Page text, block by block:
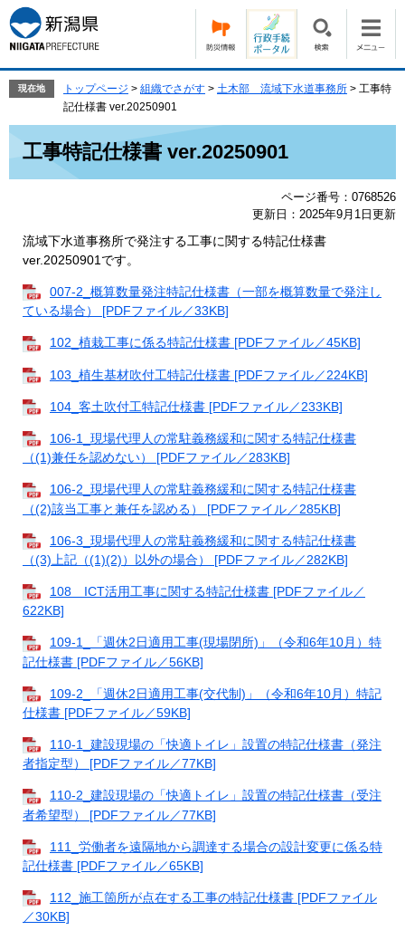
ー
ジ
の
で
す。
ニ
ュ
ー
ば
本
現在地 トップページ > 組織でさがす > 土木部 流域下水道事務所 > 工事特
記仕様書 ver.20250901
工事特記仕様書 ver.20250901
ページ番号：0768526
更新日：2025年9月1日更新
流域下水道事務所で発注する工事に関する特記仕様書
ver.20250901です。
007-2_概算数量発注特記仕様書（一部を概算数量で発注し
ている場合） [PDFファイル／33KB]
102_植栽工事に係る特記仕様書 [PDFファイル／45KB]
103_植生基材吹付工特記仕様書 [PDFファイル／224KB]
104_客土吹付工特記仕様書 [PDFファイル／233KB]
106-1_現場代理人の常駐義務緩和に関する特記仕様書
（(1)兼任を認めない） [PDFファイル／283KB]
106-2_現場代理人の常駐義務緩和に関する特記仕様書
（(2)該当工事と兼任を認める） [PDFファイル／285KB]
106-3_現場代理人の常駐義務緩和に関する特記仕様書
（(3)上記（(1)(2)）以外の場合） [PDFファイル／282KB]
108＿ICT活用工事に関する特記仕様書 [PDFファイル／
622KB]
109-1_「週休2日適用工事(現場閉所)」（令和6年10月）特
記仕様書 [PDFファイル／56KB]
109-2_「週休2日適用工事(交代制)」（令和6年10月）特記
仕様書 [PDFファイル／59KB]
110-1_建設現場の「快適トイレ」設置の特記仕様書（発注
者指定型） [PDFファイル／77KB]
110-2_建設現場の「快適トイレ」設置の特記仕様書（受注
者希望型） [PDFファイル／77KB]
111_労働者を遠隔地から調達する場合の設計変更に係る特
記仕様書 [PDFファイル／65KB]
112_施工箇所が点在する工事の特記仕様書 [PDFファイル
／30KB]